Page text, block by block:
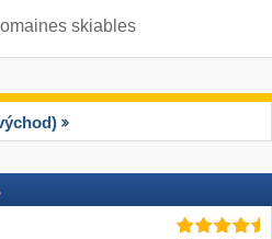
skiables